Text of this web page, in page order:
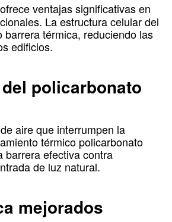
ofrece ventajas significativas en
La estructura celular del
térmica, reduciendo las
edificios.
policarbonato
aire que interrumpen la
térmico policarbonato
barrera efectiva contra
de luz natural.
mejorados